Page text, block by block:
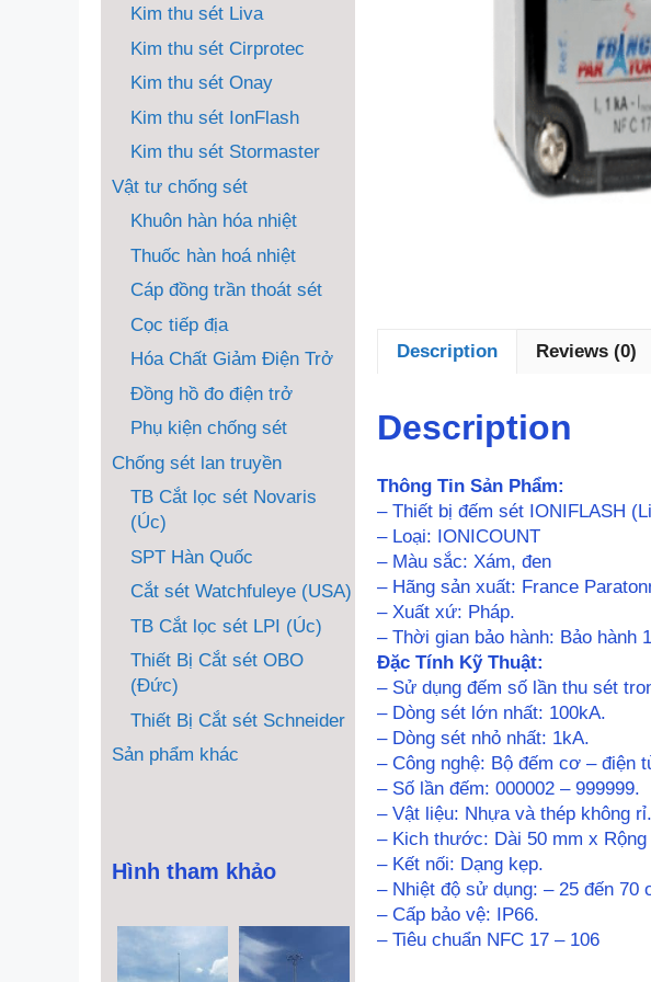
Description Reviews (0)
Description
Thông Tin Sản Phẩm:
– Thiết bị đếm sét IONIFLASH
– Loại: IONICOUNT
– Màu sắc: Xám, đen
– Hãng sản xuất: France
– Xuất xứ: Pháp.
– Thời gian bảo hành: Bảo hành
Đặc Tính Kỹ Thuật:
– Sử dụng đếm số lần thu sét
– Dòng sét lớn nhất: 100kA.
– Dòng sét nhỏ nhất: 1kA.
– Công nghệ: Bộ đếm cơ – điện
– Số lần đếm: 000002 – 999999.
– Vật liệu: Nhựa và thép không rỉ.
– Kich thước: Dài 50 mm x
– Kết nối: Dạng kẹp.
– Nhiệt độ sử dụng: – 25 đến 70
– Cấp bảo vệ: IP66.
– Tiêu chuẩn NFC 17 – 106
Kim thu sét Liva
Kim thu sét Cirprotec
Kim thu sét Onay
Kim thu sét IonFlash
Kim thu sét Stormaster
Vật tư chống sét
Khuôn hàn hóa nhiệt
Thuốc hàn hoá nhiệt
Cáp đồng trần thoát sét
Cọc tiếp địa
Hóa Chất Giảm Điện Trở
Đồng hồ đo điện trở
Phụ kiện chống sét
Chống sét lan truyền
TB Cắt lọc sét Novaris
(Úc)
SPT Hàn Quốc
Cắt sét Watchfuleye (USA)
TB Cắt lọc sét LPI (Úc)
Thiết Bị Cắt sét OBO
(Đức)
Thiết Bị Cắt sét Schneider
Sản phẩm khác
Hình tham khảo